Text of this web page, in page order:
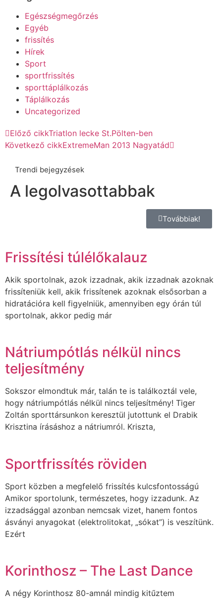
Egészségmegőrzés
Egyéb
frissítés
Hírek
Sport
sportfrissítés
sporttáplálkozás
Táplálkozás
Uncategorized
Előző cikkTriatlon lecke St.Pölten-ben
Következő cikkExtremeMan 2013 Nagyatád
Trendi bejegyzések
A legolvasottabbak
Továbbiak!
Frissítési túlélőkalauz
Akik sportolnak, azok izzadnak, akik izzadnak azoknak
frissíteniük kell, akik frissítenek azoknak elsősorban a
hidratációra kell figyelniük, amennyiben egy órán túl
sportolnak, akkor pedig már
Nátriumpótlás nélkül nincs
teljesítmény
Sokszor elmondtuk már, talán te is találkoztál vele,
hogy nátriumpótlás nélkül nincs teljesítmény! Tiger
Zoltán sporttársunkon keresztül jutottunk el Drabik
Krisztina írásáshoz a nátriumról. Kriszta,
Sportfrissítés röviden
Sport közben a megfelelő frissítés kulcsfontosságú
Amikor sportolunk, természetes, hogy izzadunk. Az
izzadsággal azonban nemcsak vizet, hanem fontos
ásványi anyagokat (elektrolitokat, „sókat”) is veszítünk.
Ezért
Korinthosz – The Last Dance
A négy Korinthosz 80-amnál mindig kitűztem